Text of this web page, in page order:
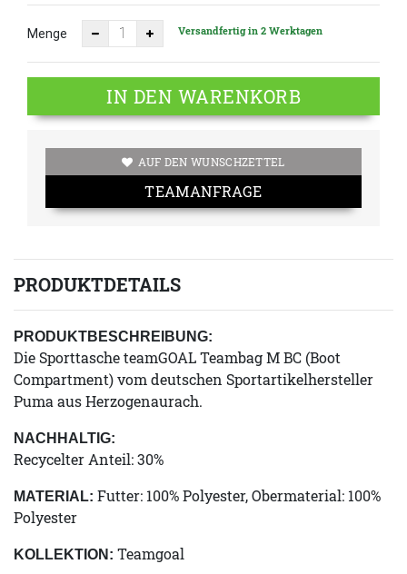
Menge Versandfertig in 2 Werktagen
IN DEN WARENKORB
AUF DEN WUNSCHZETTEL
TEAMANFRAGE
PRODUKTDETAILS
PRODUKTBESCHREIBUNG:
Die Sporttasche teamGOAL Teambag M BC (Boot
Compartment) vom deutschen Sportartikelhersteller
Puma aus Herzogenaurach.
NACHHALTIG:
Recycelter Anteil: 30%
MATERIAL: Futter: 100% Polyester, Obermaterial: 100%
Polyester
KOLLEKTION: Teamgoal